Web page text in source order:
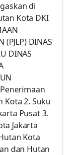
di
Kota DKI
(PJLP) DINAS
DINAS
Kota 2. Suku
Pusat 3.
Jakarta
Kota
dan Hutan